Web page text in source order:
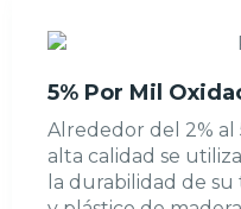
5% Por Mil
Alrededor del 2% al
alta calidad se
la durabilidad de